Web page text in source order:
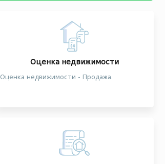
Оценка недвижимости
Оценка недвижимости - Продажа.